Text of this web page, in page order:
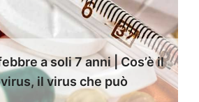
a soli 7 anni | Cos’è il
il virus che può